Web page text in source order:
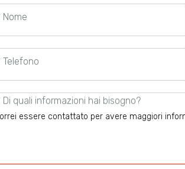
Nome
Telefono
Di quali informazioni hai bisogno?